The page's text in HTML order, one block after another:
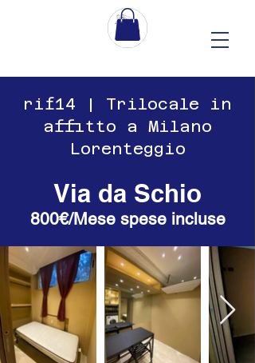
​​rif14 | Trilocale in
affitto a Milano
Lorenteggio
Via da Schio
800€/Mese spese incluse